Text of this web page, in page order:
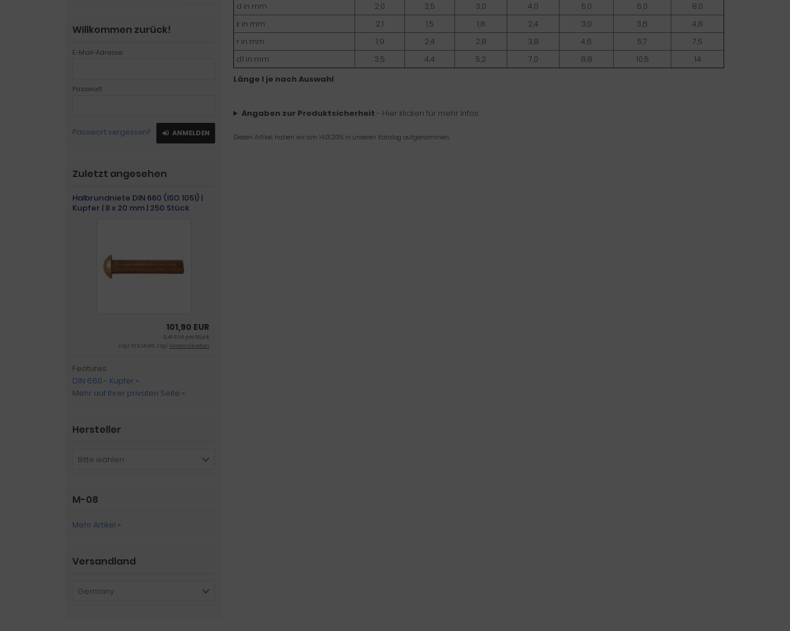
d in mm 2,0 2,5 3,0 4,0 5,0 6,0
8,0
k in mm
2,1 1,5 1,8 2,4 3,0 3,6
4,8
r in mm
1,9 2,4 2,8 3,8 4,6 5,7
7,5
d1 in mm
3,5 4,4 5,2 7,0 8,8 10,5
14
Länge l je nach Auswahl
Angaben zur Produktsicherheit - Hier klicken für mehr Infos
Diesen Artikel haben wir am 14.01.2015 in unseren Katalog aufgenommen.
Willkommen zurück!
E-Mail-Adresse:
Passwort:
Passwort vergessen? ANMELDEN
Zuletzt angesehen
Halbrundniete DIN 660 (ISO 1051) |
Kupfer | 8 x 20 mm | 250 Stück
101,90 EUR
0,41 EUR pro Stück
zzgl. 19 % MwSt. zzgl.Versandkosten
Features:
DIN 660 - Kupfer »
Mehr auf Ihrer privaten Seite »
Hersteller
Bitte wählen
M-08
Mehr Artikel »
Versandland
Germany